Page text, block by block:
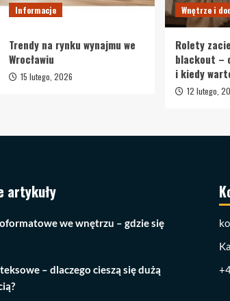
Informacje
Trendy na rynku wynajmu we
Wrocławiu
15 lutego, 2026
Wnętrze i
Rolety
blackout –
i kiedy
12 lutego,
artykuły
we wnętrzu – gdzie się
– dlaczego cieszą się dużą